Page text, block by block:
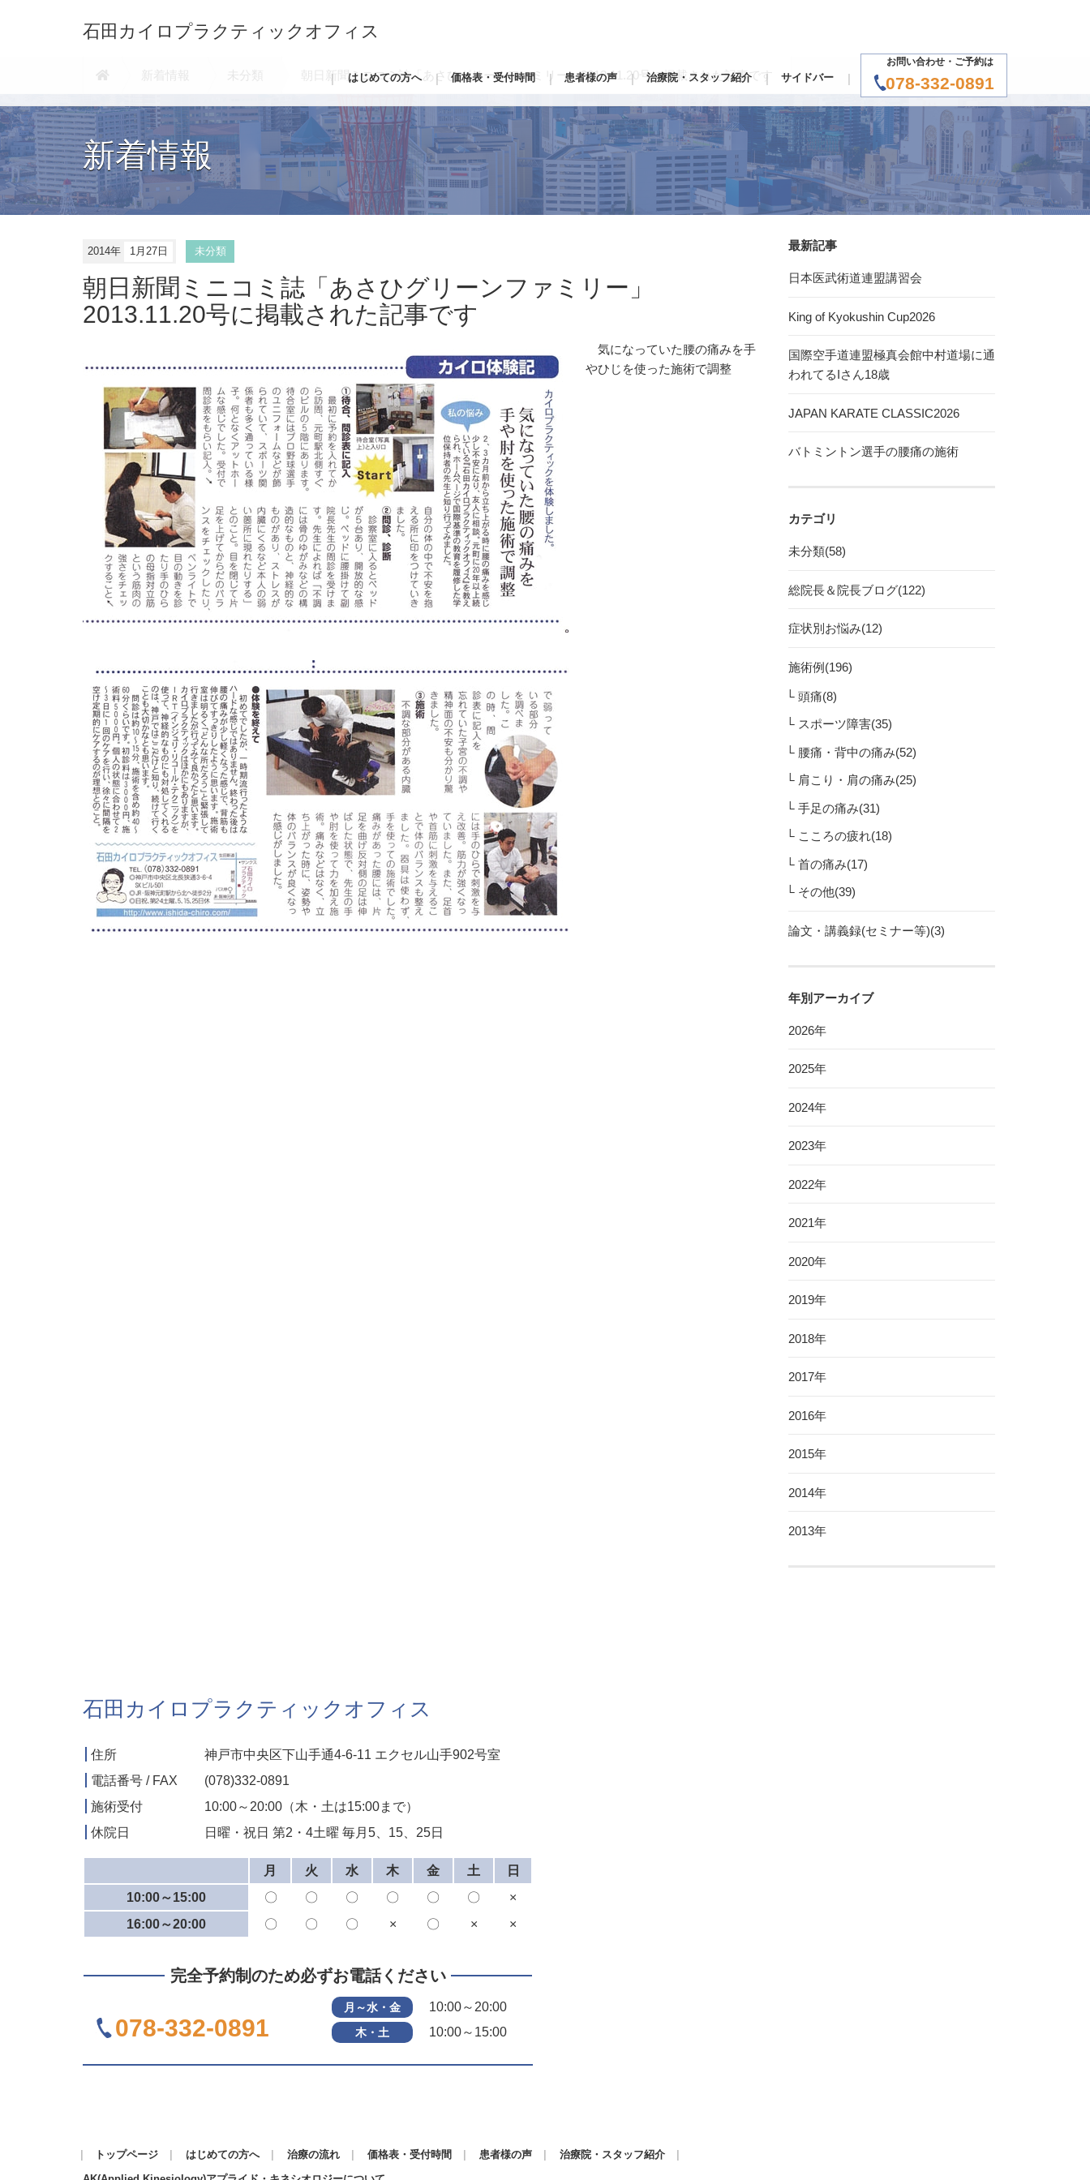
石田カイロプラクティックオフィス
はじめての方へ 価格表・受付時間 患者様の声 治療院・スタッフ紹介 サイドバー
お問い合わせ・ご予約は
078-332-0891
新着情報 未分類 朝日新聞ミニコミ誌「あさひグリーンファミリー」2013.11.20号に掲載された記事です
新着情報
2014年 1月27日 未分類
朝日新聞ミニコミ誌「あさひグリーンファミリー」
2013.11.20号に掲載された記事です
気になっていた腰の痛みを手
やひじを使った施術で調整
最新記事
日本医武術道連盟講習会
King of Kyokushin Cup2026
国際空手道連盟極真会館中村道場に通
われてるIさん18歳
JAPAN KARATE CLASSIC2026
バトミントン選手の腰痛の施術
カテゴリ
未分類(58)
総院長＆院長ブログ(122)
症状別お悩み(12)
施術例(196)
頭痛(8)
スポーツ障害(35)
腰痛・背中の痛み(52)
肩こり・肩の痛み(25)
手足の痛み(31)
こころの疲れ(18)
首の痛み(17)
その他(39)
論文・講義録(セミナー等)(3)
年別アーカイブ
2026年
2025年
2024年
2023年
2022年
2021年
2020年
2019年
2018年
2017年
2016年
2015年
2014年
2013年
石田カイロプラクティックオフィス
住所
神戸市中央区下山手通4-6-11 エクセル山手902号室
電話番号 / FAX
(078)332-0891
施術受付
10:00～20:00（木・土は15:00まで）
休院日
日曜・祝日 第2・4土曜 毎月5、15、25日
月 火 水 木 金 土
日
10:00～15:00
〇 〇 〇 〇 〇 〇
×
16:00～20:00
〇 〇 〇 × 〇 × ×
完全予約制のため必ずお電話ください
078-332-0891
月～水・金 10:00～20:00
木・土 10:00～15:00
トップページ はじめての方へ 治療の流れ 価格表・受付時間 患者様の声
治療院・スタッフ紹介